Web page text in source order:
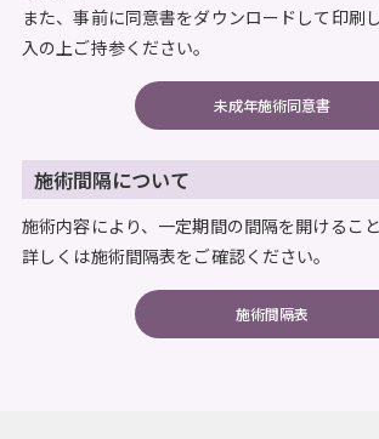
また、事前に同意書をダウンロードして印刷
入の上ご持参ください。
未成年施術同意書
施術間隔について
施術内容により、一定期間の間隔を開けるこ
詳しくは施術間隔表をご確認ください。
施術間隔表